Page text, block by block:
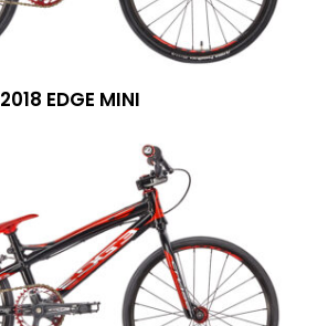
2018 EDGE MINI